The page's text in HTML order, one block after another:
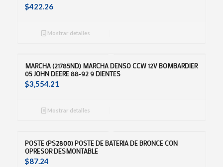
$422.26
Mostrar detalles
MARCHA (21785ND) MARCHA DENSO CCW 12V BOMBARDIER
05 JOHN DEERE 88-92 9 DIENTES
$3,554.21
Mostrar detalles
POSTE (PS2800) POSTE DE BATERIA DE BRONCE CON
OPRESOR DESMONTABLE
$87.24